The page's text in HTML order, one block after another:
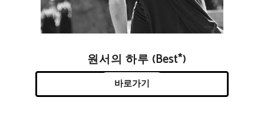
원서의 하루 (Best*)
바로가기